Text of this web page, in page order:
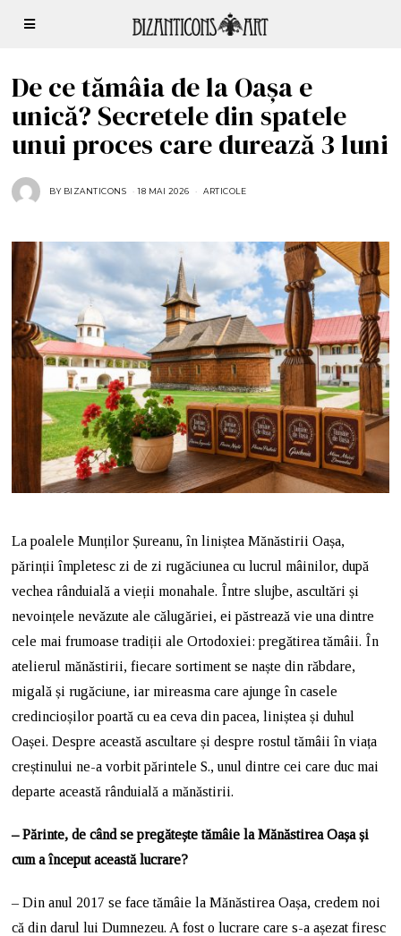
De ce tămâia de la Oașa e
unică? Secretele din spatele
unui proces care durează 3 luni
BY BIZANTICONS 18 MAI 2026 ARTICOLE
La poalele Munților Șureanu, în liniștea Mănăstirii Oașa,
părinții împletesc zi de zi rugăciunea cu lucrul mâinilor, după
vechea rânduială a vieții monahale. Între slujbe, ascultări și
nevoințele nevăzute ale călugăriei, ei păstrează vie una dintre
cele mai frumoase tradiții ale Ortodoxiei: pregătirea tămâii. În
atelierul mănăstirii, fiecare sortiment se naște din răbdare,
migală și rugăciune, iar mireasma care ajunge în casele
credincioșilor poartă cu ea ceva din pacea, liniștea și duhul
Oașei. Despre această ascultare și despre rostul tămâii în viața
creștinului ne-a vorbit părintele S., unul dintre cei care duc mai
departe această rânduială a mănăstirii.
– Părinte, de când se pregătește tămâie la Mănăstirea Oașa și
cum a început această lucrare?
– Din anul 2017 se face tămâie la Mănăstirea Oașa, credem noi
că din darul lui Dumnezeu. A fost o lucrare care s-a așezat firesc